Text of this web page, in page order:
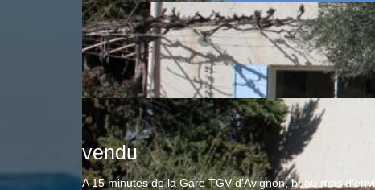
vendu
A 15 minutes de la Gare TGV d'Avignon, beau mas